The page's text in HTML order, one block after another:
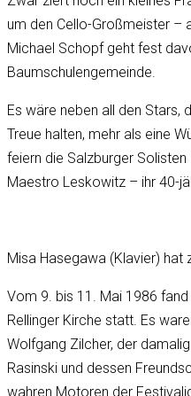
um den Cello-Großmeister –
Michael Schopf geht fest
Baumschulengemeinde.
Es wäre neben all den Stars,
Treue halten, mehr als eine
feiern die Salzburger
Maestro Leskowitz – ihr 40-
Misa Hasegawa (Klavier)
Vom 9. bis 11. Mai 1986
Rellinger Kirche statt. Es
Wolfgang Zilcher, der
Rasinski und dessen
wahren Motoren der